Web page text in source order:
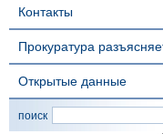
Контакты
Прокуратура
Открытые данные
поиск